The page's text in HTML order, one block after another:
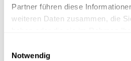
Partner führen diese
weiteren Daten zusammen, die
Notwendig
FNR